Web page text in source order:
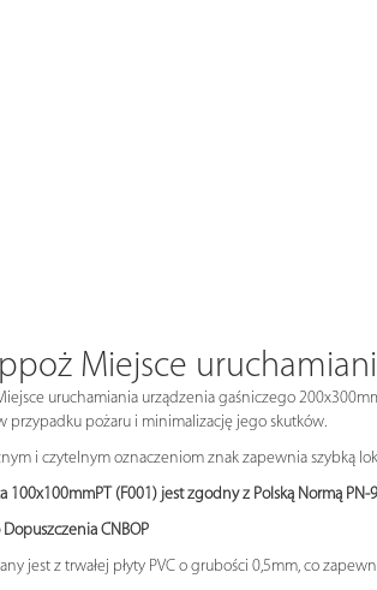
Miejsce
uruchamiania urządzenia gaśniczego
przypadku pożaru i minimalizację jego skutków.
i czytelnym oznaczeniom znak zapewnia szybką
100x100mmPT (F001) jest zgodny z Polską Normą PN-
CNBOP
jest z trwałej płyty PVC o grubości 0,5mm, co